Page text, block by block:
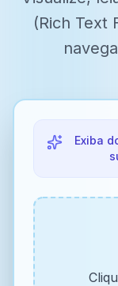
(Rich Text
Exiba